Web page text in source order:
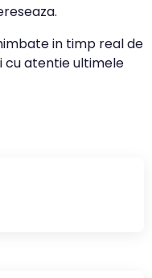
in timp real de
cu atentie ultimele